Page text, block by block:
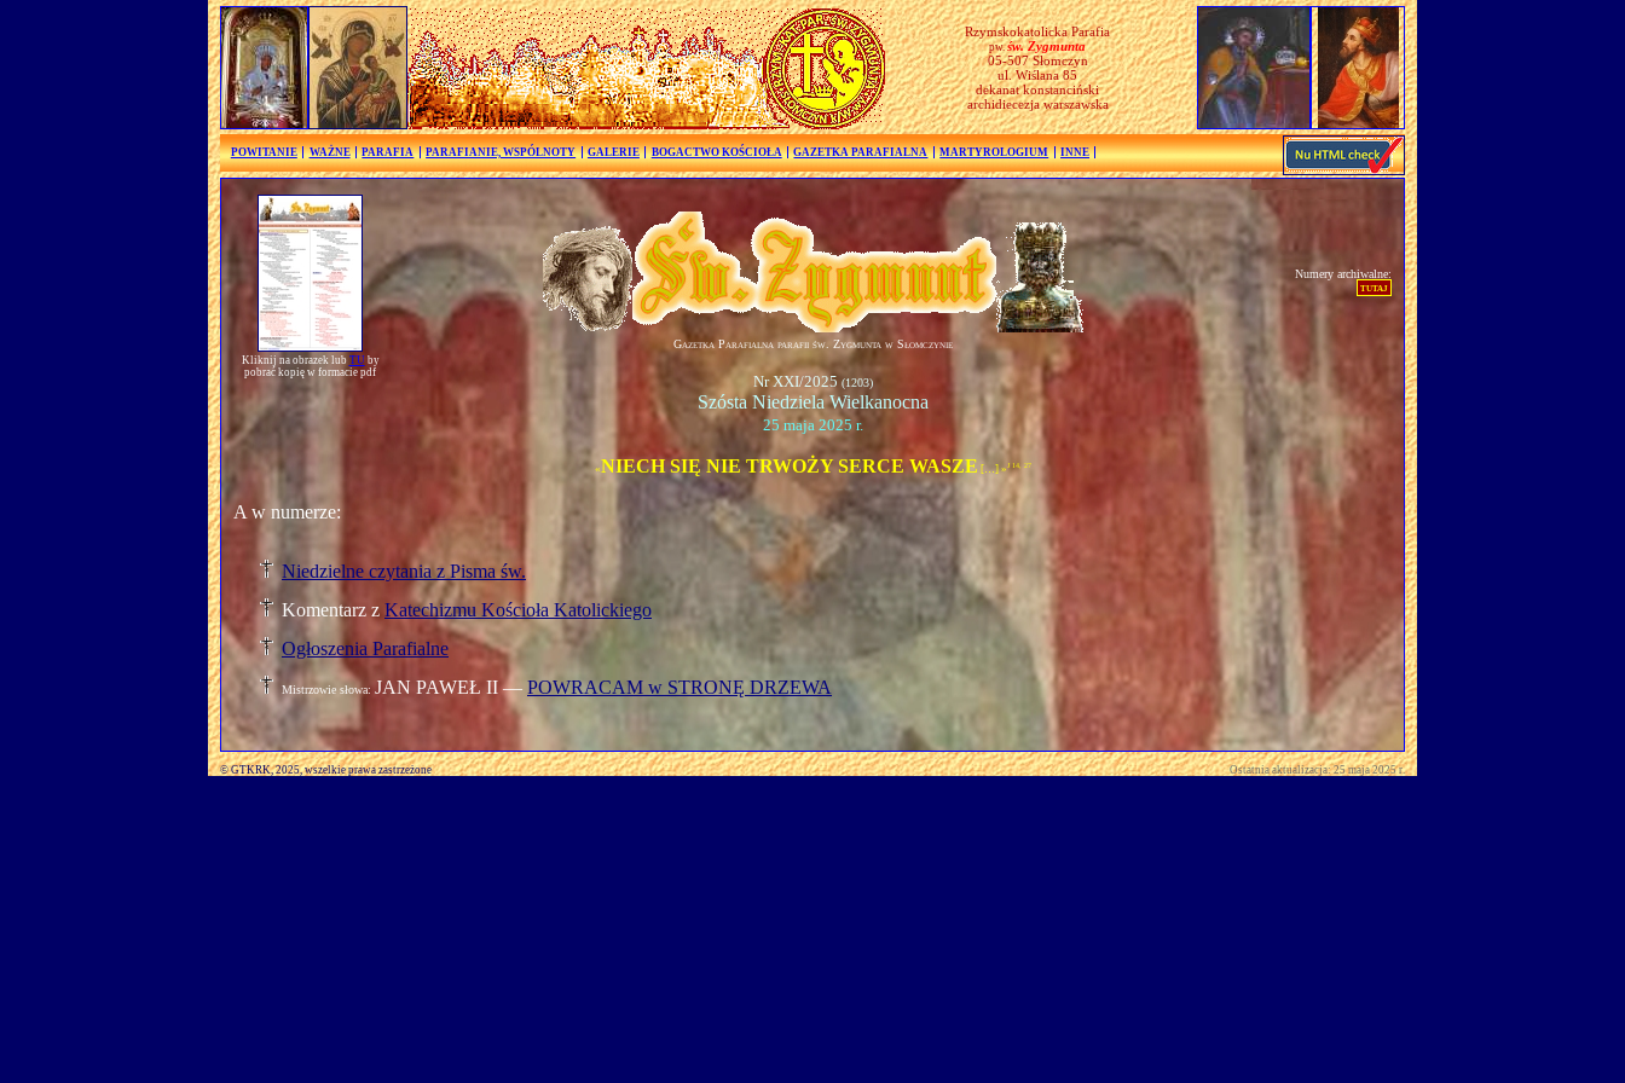
Rzymskokatolicka Parafia
pw.św. Zygmunta
05-507 Słomczyn
ul. Wiślana 85
dekanat konstanciński
archidiecezja warszawska
POWITANIE WAŻNE PARAFIA PARAFIANIE, WSPÓLNOTY GALERIE BOGACTWO KOŚCIOŁA GAZETKA PARAFIALNA MARTYROLOGIUM INNE
Kliknij na obrazek lub TUby
pobrać kopię w formacie pdf
Gazetka Parafialna parafii św. Zygmunta w Słomczynie
Nr XXI/2025 (1203)
Szósta Niedziela Wielkanocna
25 maja 2025 r.
«NIECH SIĘ NIE TRWOŻY SERCE WASZE […] » J 14, 27
Numery archiwalne:
tutaj
A w numerze:
Niedzielne czytania z Pisma św.
Komentarz z Katechizmu Kościoła Katolickiego
Ogłoszenia Parafialne
Mistrzowie słowa: JAN PAWEŁ II — POWRACAM w STRONĘ DRZEWA
© GTKRK, 2025, wszelkie prawa zastrzeżone Ostatnia aktualizacja: 25 maja 2025 r.